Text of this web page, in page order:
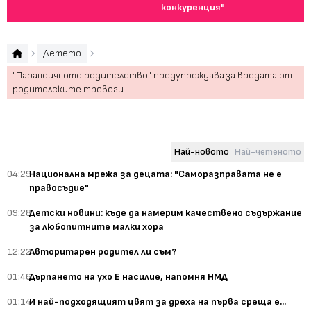
конкуренция"
Детето
"Параноичното родителство" предупреждава за вредата от
родителските тревоги
Най-новото Най-четеното
04:29Национална мрежа за децата: "Саморазправата не е
правосъдие"
09:28Детски новини: къде да намерим качествено съдържание
за любопитните малки хора
12:22Авторитарен родител ли съм?
01:46Дърпането на ухо Е насилие, напомня НМД
01:14И най-подходящият цвят за дреха на първа среща е...